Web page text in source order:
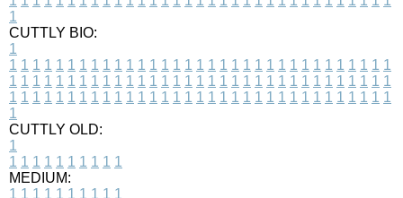
1
CUTTLY BIO:
1
1 1 1 1 1 1 1 1 1 1 1 1 1 1 1 1 1 1 1 1 1 1 1 1 1 1 1 1 1 1 1 1 1
1 1 1 1 1 1 1 1 1 1 1 1 1 1 1 1 1 1 1 1 1 1 1 1 1 1 1 1 1 1 1 1 1
1 1 1 1 1 1 1 1 1 1 1 1 1 1 1 1 1 1 1 1 1 1 1 1 1 1 1 1 1 1 1 1 1
1
CUTTLY OLD:
1
1 1 1 1 1 1 1 1 1 1
MEDIUM:
1 1 1 1 1 1 1 1 1 1